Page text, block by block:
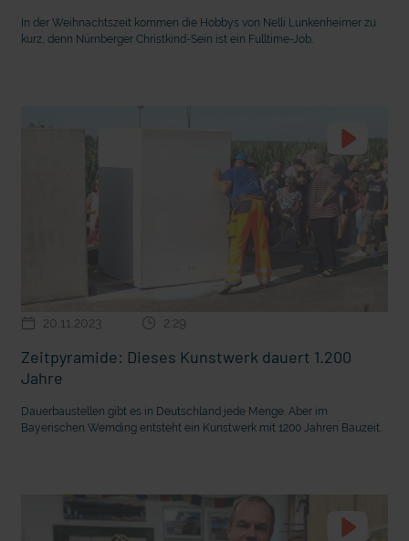
In der Weihnachtszeit kommen die Hobbys von Nelli Lunkenheimer zu
kurz, denn Nürnberger Christkind-Sein ist ein Fulltime-Job.
20.11.2023 2:29
Zeitpyramide: Dieses Kunstwerk dauert 1.200
Jahre
Dauerbaustellen gibt es in Deutschland jede Menge. Aber im
Bayerischen Wemding entsteht ein Kunstwerk mit 1200 Jahren Bauzeit.